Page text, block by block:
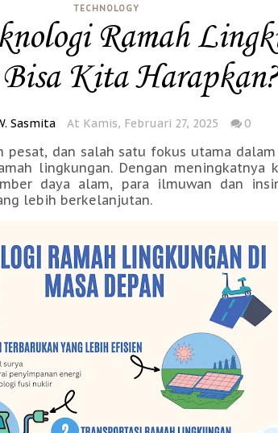
TECHNOLOGY
Ramah
Kita Harapkan?
Sasmita At Kamis, Februari 27, 2025 0
pesat, dan salah satu fokus utama
lingkungan. Dengan meningkatnya
daya alam, para ilmuwan dan
lebih berkelanjutan.